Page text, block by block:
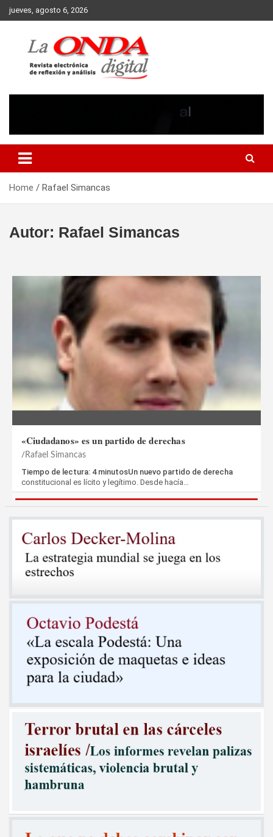
Skip
to
jueves, agosto 6, 2026
Home Rafael Simancas
Autor: Rafael Simancas
«Ciudadanos» es un partido de derechas
Rafael Simancas
Tiempo de lectura: 4 minutosUn nuevo partido de derecha
constitucional es lícito y legítimo. Desde hacía…